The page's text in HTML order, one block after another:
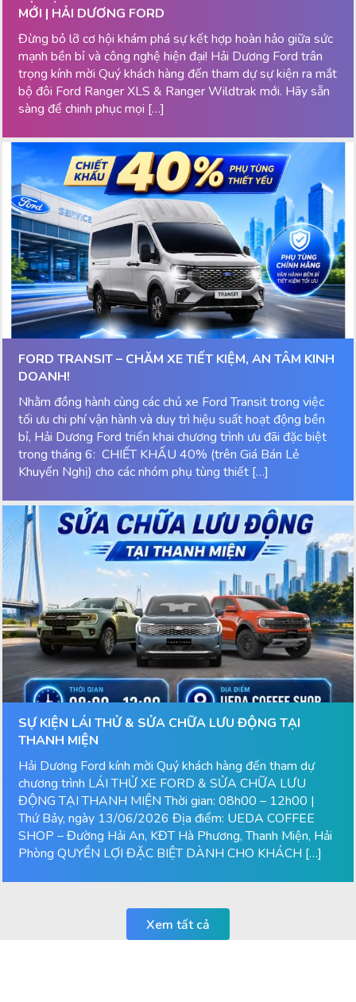
MỚI | HẢI DƯƠNG FORD
Đừng bỏ lỡ cơ hội khám phá sự kết hợp hoàn hảo giữa sức
mạnh bền bỉ và công nghệ hiện đại! Hải Dương Ford trân
trọng kính mời Quý khách hàng đến tham dự sự kiện ra mắt
bộ đôi Ford Ranger XLS & Ranger Wildtrak mới. Hãy sẵn
sàng để chinh phục mọi […]
FORD TRANSIT – CHĂM XE TIẾT KIỆM, AN TÂM KINH
DOANH!
Nhằm đồng hành cùng các chủ xe Ford Transit trong việc
tối ưu chi phí vận hành và duy trì hiệu suất hoạt động bền
bỉ, Hải Dương Ford triển khai chương trình ưu đãi đặc biệt
trong tháng 6: CHIẾT KHẤU 40% (trên Giá Bán Lẻ
Khuyến Nghị) cho các nhóm phụ tùng thiết […]
SỰ KIỆN LÁI THỬ & SỬA CHỮA LƯU ĐỘNG TẠI
THANH MIỆN
Hải Dương Ford kính mời Quý khách hàng đến tham dự
chương trình LÁI THỬ XE FORD & SỬA CHỮA LƯU
ĐỘNG TẠI THANH MIỆN Thời gian: 08h00 – 12h00 |
Thứ Bảy, ngày 13/06/2026 Địa điểm: UEDA COFFEE
SHOP – Đường Hải An, KĐT Hà Phương, Thanh Miện, Hải
Phòng QUYỀN LỢI ĐẶC BIỆT DÀNH CHO KHÁCH […]
Xem tất cả